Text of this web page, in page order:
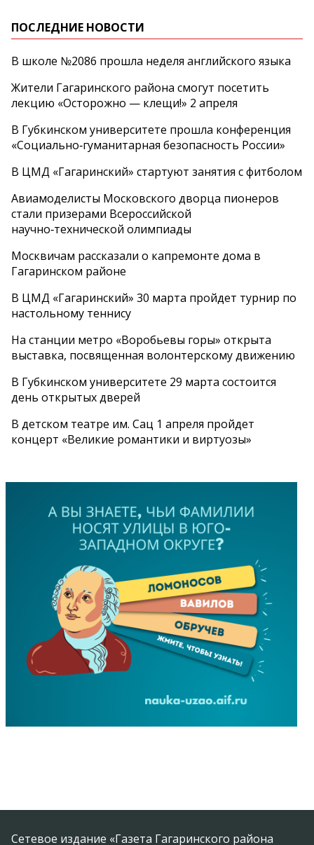
ПОСЛЕДНИЕ НОВОСТИ
В школе №2086 прошла неделя английского языка
Жители Гагаринского района смогут посетить
лекцию «Осторожно — клещи!» 2 апреля
В Губкинском университете прошла конференция
«Социально‑гуманитарная безопасность России»
В ЦМД «Гагаринский» стартуют занятия с фитболом
Авиамоделисты Московского дворца пионеров
стали призерами Всероссийской
научно‑технической олимпиады
Москвичам рассказали о капремонте дома в
Гагаринском районе
В ЦМД «Гагаринский» 30 марта пройдет турнир по
настольному теннису
На станции метро «Воробьевы горы» открыта
выставка, посвященная волонтерскому движению
В Губкинском университете 29 марта состоится
день открытых дверей
В детском театре им. Сац 1 апреля пройдет
концерт «Великие романтики и виртуозы»
Сетевое издание «Газета Гагаринского района